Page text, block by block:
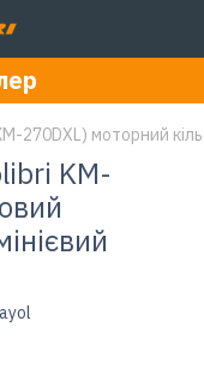
270DXL) моторний
KM-